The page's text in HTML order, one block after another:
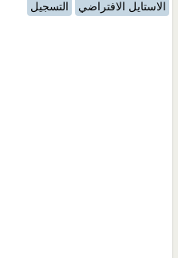
الاستايل الافتراضي
التسجيل